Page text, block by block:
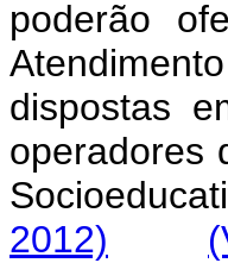
poderão
dispostas
operadores
2012)